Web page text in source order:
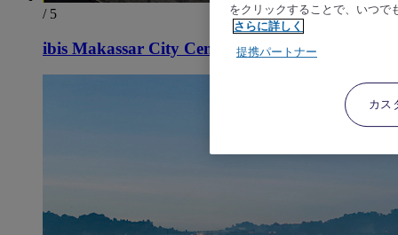
/ 5
ibis Makassar City Center
をクリックすることで、いつで
さらに詳しく
提携パートナー
カス